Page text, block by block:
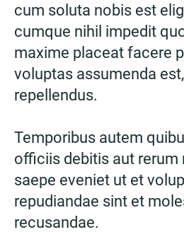
cum soluta nobis est
cumque nihil impedit
maxime placeat facere
voluptas assumenda
repellendus.
Temporibus autem
officiis debitis aut rerum
saepe eveniet ut et
repudiandae sint et
recusandae.